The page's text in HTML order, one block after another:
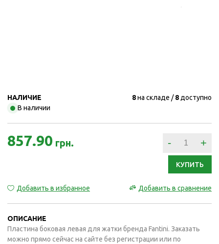
НАЛИЧИЕ
В наличии
8на складе 8 доступно
857.90 грн. - +
КУПИТЬ
Добавить в избранное Добавить в сравнение
ОПИСАНИЕ
Пластина боковая левая для жатки бренда Fantini. Заказать
можно прямо сейчас на сайте без регистрации или по